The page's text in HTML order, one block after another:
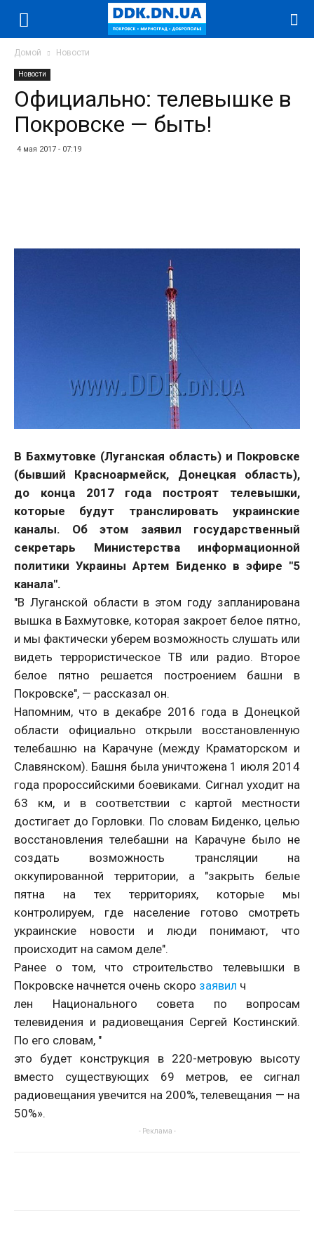
Домой Новости
Новости
Официально: телевышке в
Покровске — быть!
4 мая 2017 - 07:19
В Бахмутовке (Луганская область) и Покровске
(бывший Красноармейск, Донецкая область),
до конца 2017 года построят телевышки,
которые будут транслировать украинские
каналы. Об этом заявил государственный
секретарь Министерства информационной
политики Украины Артем Биденко в эфире "5
канала".
"В Луганской области в этом году запланирована
вышка в Бахмутовке, которая закроет белое пятно,
и мы фактически уберем возможность слушать или
видеть террористическое ТВ или радио. Второе
белое пятно решается построением башни в
Покровске", — рассказал он.
Напомним, что в декабре 2016 года в Донецкой
области официально открыли восстановленную
телебашню на Карачуне (между Краматорском и
Славянском). Башня была уничтожена 1 июля 2014
года пророссийскими боевиками. Сигнал уходит на
63 км, и в соответствии с картой местности
достигает до Горловки. По словам Биденко, целью
восстановления телебашни на Карачуне было не
создать возможность трансляции на
оккупированной территории, а "закрыть белые
пятна на тех территориях, которые мы
контролируем, где население готово смотреть
украинские новости и люди понимают, что
происходит на самом деле".
Ранее о том, что строительство телевышки в
Покровске начнется очень скоро заявил ч
лен Национального совета по вопросам
телевидения и радиовещания Сергей Костинский.
По его словам, "
это будет конструкция в 220-метровую высоту
вместо существующих 69 метров, ее сигнал
радиовещания увечится на 200%, телевещания — на
50%».
- Реклама -